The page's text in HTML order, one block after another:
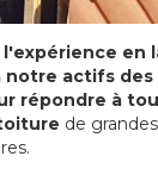
l'expérience en
notre actifs
répondre à
de